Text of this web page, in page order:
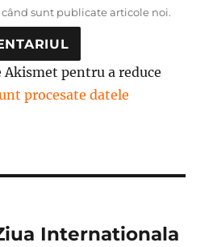
sunt publicate articole noi.
Akismet pentru a reduce
procesate datele
Internationala